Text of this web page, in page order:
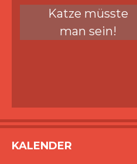
Katze müsste
man sein!
KALENDER